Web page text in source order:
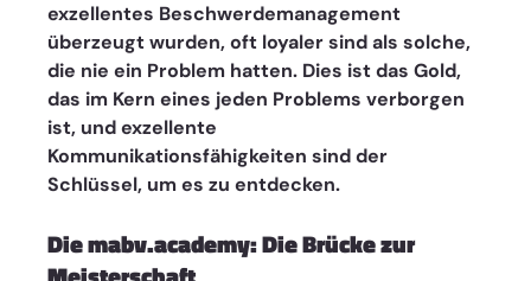
exzellentes Beschwerdemanagement
überzeugt wurden, oft loyaler sind als solche,
die nie ein Problem hatten. Dies ist das Gold,
das im Kern eines jeden Problems verborgen
ist, und exzellente
Kommunikationsfähigkeiten sind der
Schlüssel, um es zu entdecken.
Die mabv.academy: Die Brücke zur